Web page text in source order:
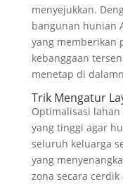
menyejukkan.
bangunan hunian
yang memberikan
kebanggaan
menetap di
Trik Mengatur
Optimalisasi
yang tinggi agar
seluruh keluarga
yang
zona secara